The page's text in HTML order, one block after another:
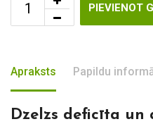
PIEVIENOT
Apraksts Papildu
Dzelzs deficīta un